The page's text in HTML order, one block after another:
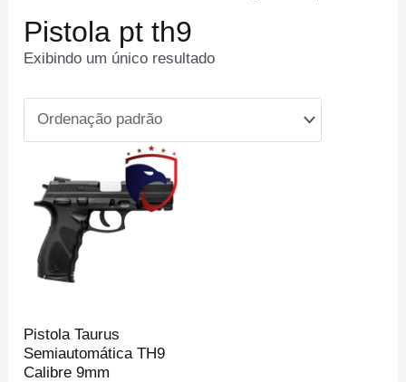
Pistola pt th9
Exibindo um único resultado
Pistola Taurus
Semiautomática TH9
Calibre 9mm